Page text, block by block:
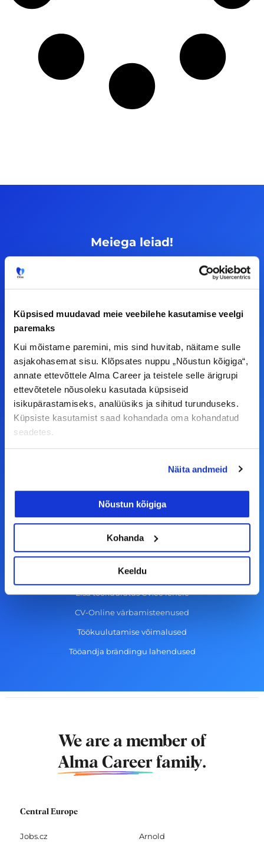
Küpsised muudavad meie veebilehe kasutamise veelgi
paremaks
Kui mõistame paremini, mis sind huvitab, näitame sulle
asjakohasemat sisu. Klõpsates nuppu „Nõustun kõigiga“,
annate ettevõttele Alma Career ja teistele selle ärigrupi
ettevõtetele nõusoleku kasutada küpsiseid
isikupärastamiseks, analüüsiks ja sihitud turunduseks.
Küpsiste kasutamist saad kohandada oma kohandatud
seadetes.
Näita andmeid
Nõustun kõigiga
Kohanda
Keeldu
Meiega leiad!
Tööelublogi.ee lehelt leiad kõik vajaliku, et olla
teha koostööd, siis võta meiega julgelt ühendust.
F
a
c
e
o
k
f
I
n
s
t
g
a
m
L
i
n
k
d
n
Y
o
u
t
b
e
© Alma Career Estonia OÜ
Aktiveeri tööpakkumiste teavitus
KKK
Kasutustingimused
Tööandjale
Lisa töökuulutus CV.ee lehele
CV-Online värbamisteenused
Töökuulutamise võimalused
Tööandja brändingu lahendused
We are a member of
Alma Career family.
Central Europe
Jobs.cz
Arnold